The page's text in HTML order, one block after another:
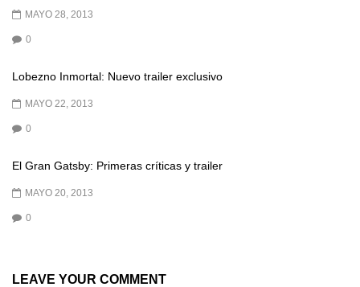
MAYO 28, 2013
0
Lobezno Inmortal: Nuevo trailer exclusivo
MAYO 22, 2013
0
El Gran Gatsby: Primeras críticas y trailer
MAYO 20, 2013
0
LEAVE YOUR COMMENT